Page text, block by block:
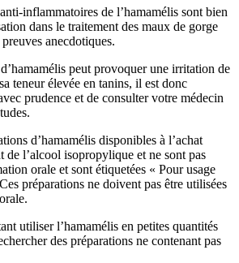
inflammatoires de l’hamamélis sont bien
dans le traitement des maux de gorge
preuves anecdotiques.
peut provoquer une irritation de
teneur élevée en tanins, il est donc
prudence et de consulter votre médecin
d’hamamélis disponibles à l’achat
de l’alcool isopropylique et ne sont pas
orale et sont étiquetées « Pour usage
préparations ne doivent pas être utilisées
utiliser l’hamamélis en petites quantités
des préparations ne contenant pas